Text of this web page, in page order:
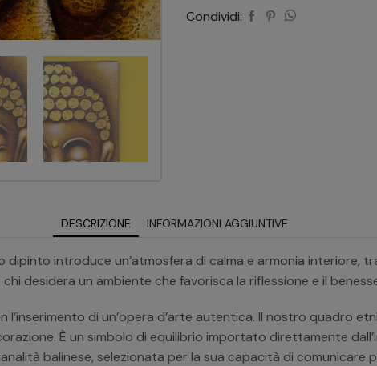
Condividi:
DESCRIZIONE INFORMAZIONI AGGIUNTIVE
introduce un’atmosfera di calma e armonia interiore,
desidera un ambiente che favorisca la riflessione e il
di un’opera d’arte autentica. Il nostro quadro
È un simbolo di equilibrio importato direttamente
balinese, selezionata per la sua capacità di comunicare